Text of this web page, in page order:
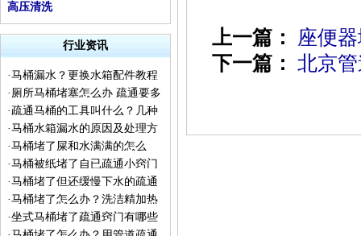
高压清洗
行业资讯
·马桶漏水？更换水箱配件教程
来了
· 厕所马桶堵塞怎么办 疏通要多
少钱 下水道不下水冒水
·疏通马桶的工具叫什么？几种
疏通工具的普及
·马桶水箱漏水的原因及处理方
法
·马桶堵了屎和水满满的怎么
办？
·马桶被纸堵了自已疏通小窍门
·马桶堵了但还缓慢下水的疏通
方法
·马桶堵了怎么办？洗洁精加热
水让你见证神奇一刻
·坐式马桶堵了疏通窍门有哪些
上一篇：
座便
下一篇： 北京